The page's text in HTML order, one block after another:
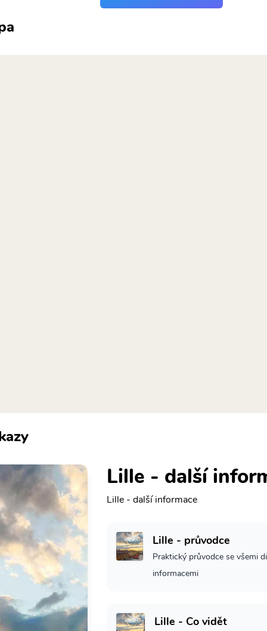
Lille - další
Lille - další informace
Lille - průvodce
Praktický průvodce se všemi
informacemi
Lille - Co vidět